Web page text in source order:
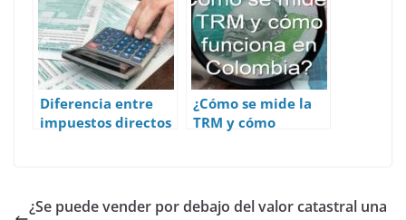
Diferencia entre
impuestos directos
¿Cómo se mide la
TRM y cómo
¿Se puede vender por debajo del valor catastral una